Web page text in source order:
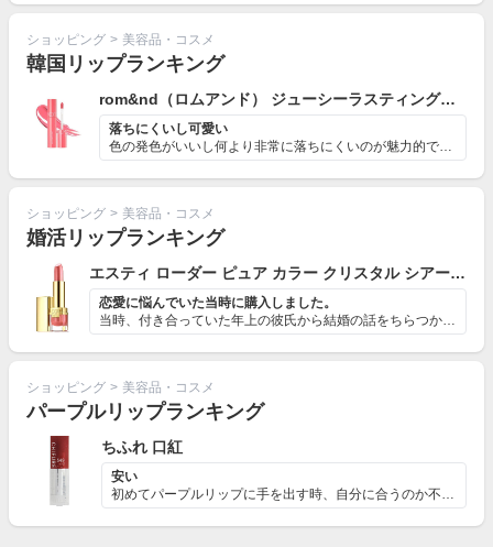
ショッピング > 美容品・コスメ
韓国リップランキング
rom&nd（ロムアンド） ジューシーラスティングティント
落ちにくいし可愛い
色の発色がいいし何より非常に落ちにくいのが魅力的です。...
ショッピング > 美容品・コスメ
婚活リップランキング
エスティ ローダー ピュア カラー クリスタル シアー リップスティック
恋愛に悩んでいた当時に購入しました。
当時、付き合っていた年上の彼氏から結婚の話をちらつかせ...
ショッピング > 美容品・コスメ
パープルリップランキング
ちふれ 口紅
安い
初めてパープルリップに手を出す時、自分に合うのか不安な...